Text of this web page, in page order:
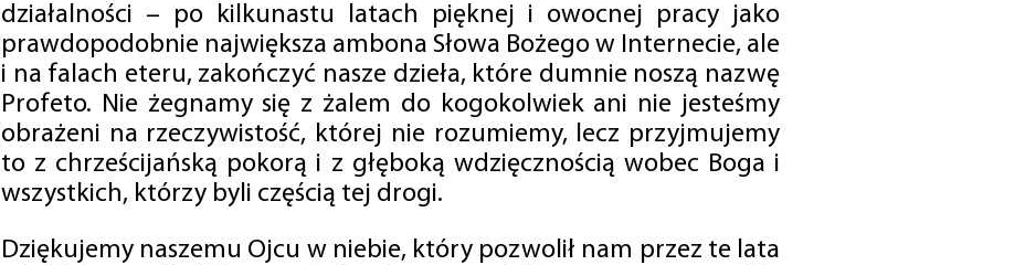
działalności – po kilkunastu latach pięknej i owocnej pracy jako
prawdopodobnie największa ambona Słowa Bożego w Internecie, ale
i na falach eteru, zakończyć nasze dzieła, które dumnie noszą nazwę
Profeto. Nie żegnamy się z żalem do kogokolwiek ani nie jesteśmy
obrażeni na rzeczywistość, której nie rozumiemy, lecz przyjmujemy
to z chrześcijańską pokorą i z głęboką wdzięcznością wobec Boga i
wszystkich, którzy byli częścią tej drogi.
Dziękujemy naszemu Ojcu w niebie, który pozwolił nam przez te lata